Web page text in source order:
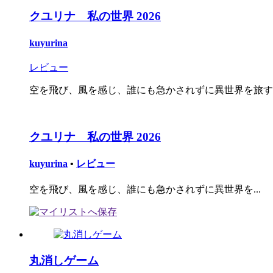
クユリナ 私の世界 2026
kuyurina
レビュー
空を飛び、風を感じ、誰にも急かされずに異世界を旅
クユリナ 私の世界 2026
kuyurina • レビュー
空を飛び、風を感じ、誰にも急かされずに異世界を...
丸消しゲーム